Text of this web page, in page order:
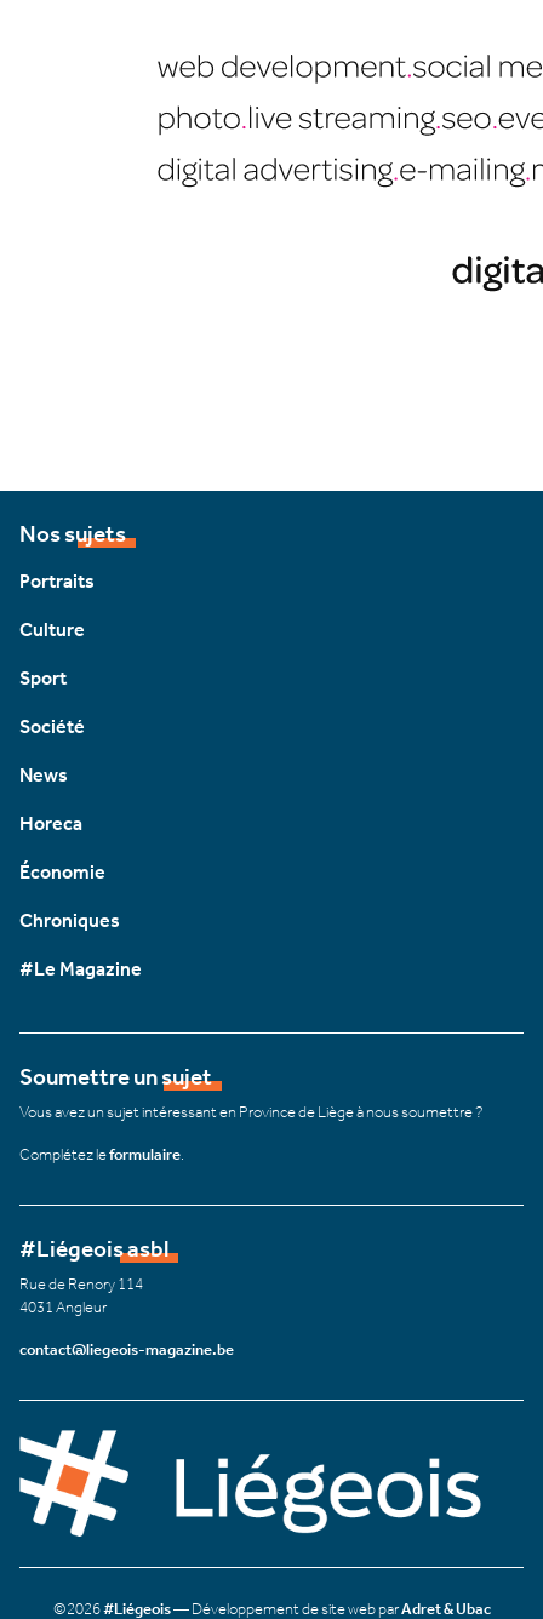
Nos sujets
Portraits
Culture
Sport
Société
News
Horeca
Économie
Chroniques
#Le Magazine
Soumettre un sujet
Vous avez un sujet intéressant en Province de Liège à nous soumettre ?
Complétez leformulaire
#Liégeois asbl
Rue de Renory 114
4031 Angleur
contact@liegeois-magazine.be
©2026#Liégeois— Développement de site web parAdret & Ubac